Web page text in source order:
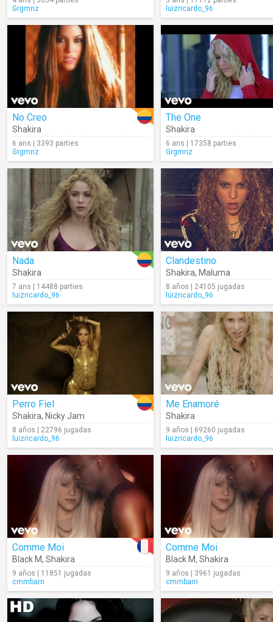
Grgmnz
luizricardo_96
No Creo
Shakira
6 ans | 3393 parties
Grgmnz
The One
Shakira
6 ans | 17358 parties
Grgmnz
Nada
Shakira
7 ans | 14488 parties
luizricardo_96
Clandestino
Shakira, Maluma
8 años | 24105 jugadas
luizricardo_96
Perro Fiel
Shakira, Nicky Jam
8 años | 22796 jugadas
luizricardo_96
Me Enamoré
Shakira
9 años | 69260 jugadas
luizricardo_96
Comme Moi
Black M, Shakira
9 años | 11851 jugadas
cmmbarn
Comme Moi
Black M, Shakira
9 años | 3961 jugadas
cmmbarn